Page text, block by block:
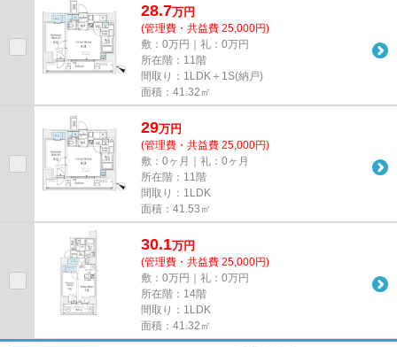
28.7万円
(管理費・共益費 25,000円)
敷：0万円｜礼：0万円
所在階：11階
間取り：1LDK＋1S(納戸)
面積：41.32㎡
29万円
(管理費・共益費 25,000円)
敷：0ヶ月｜礼：0ヶ月
所在階：11階
間取り：1LDK
面積：41.53㎡
30.1万円
(管理費・共益費 25,000円)
敷：0万円｜礼：0万円
所在階：14階
間取り：1LDK
面積：41.32㎡